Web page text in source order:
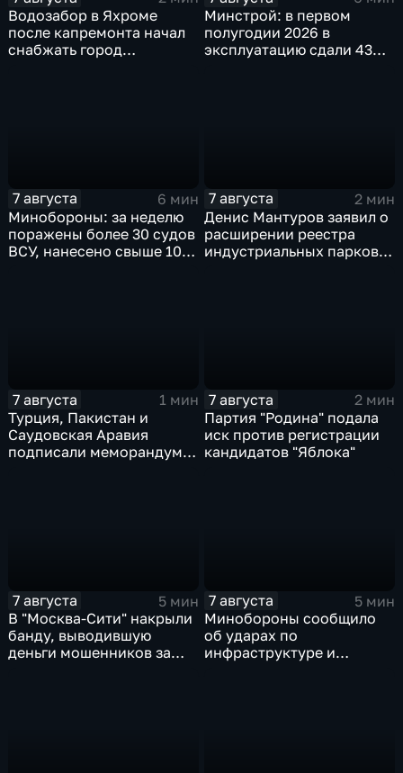
Водозабор в Яхроме
после капремонта начал
снабжать город
Минстрой: в первом
полугодии 2026 в
эксплуатацию сдали 43
7 августа
6 мин
Минобороны: за неделю
поражены более 30 судов
ВСУ, нанесено свыше 10
7 августа
2 мин
Денис Мантуров заявил о
расширении реестра
индустриальных парков в
7 августа
1 мин
Турция, Пакистан и
Саудовская Аравия
подписали меморандум о
7 августа
2 мин
Партия "Родина" подала
иск против регистрации
кандидатов "Яблока"
7 августа
5 мин
В "Москва‑Сити" накрыли
банду, выводившую
деньги мошенников за
7 августа
5 мин
Минобороны сообщило
об ударах по
инфраструктуре и